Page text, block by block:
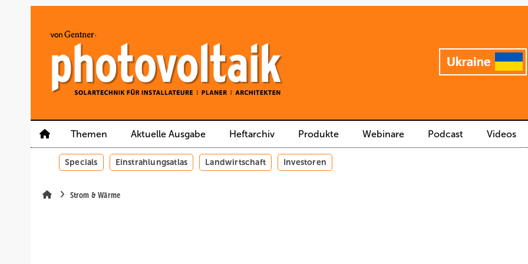
Themen Aktuelle Ausgabe Heftarchiv Produkte Webinare Podcast Videos
Specials Einstrahlungsatlas Landwirtschaft Investoren
Strom & Wärme